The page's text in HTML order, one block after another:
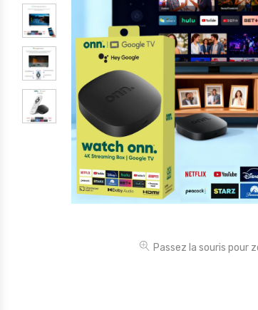
Cuisine
Décoration
Electroménager
Électronique
Jouets
Maternité
Outillages & Bricolage
Passez la souris pour